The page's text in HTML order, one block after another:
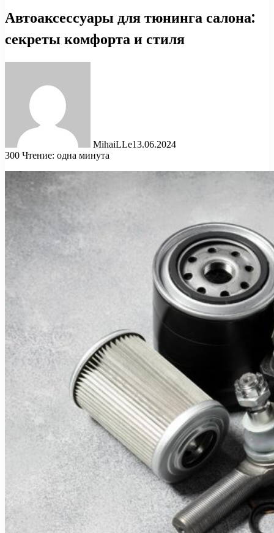
Автоаксессуары для тюнинга салона:
секреты комфорта и стиля
MihaiLLe13.06.2024
300 Чтение: одна минута